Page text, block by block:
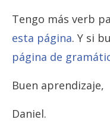
Tengo más verb
esta página. Y si
página de
Buen aprendizaje,
Daniel.